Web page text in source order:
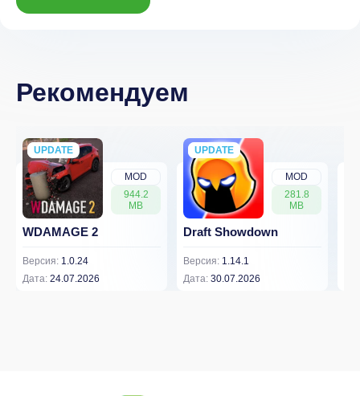
Рекомендуем
MOD
944.2
MB
UPDATE
NEW
WDAMAGE 2
Версия: 1.0.24
Дата: 24.07.2026
MOD
281.8
MB
UPDATE
NEW
Draft Showdown
Версия: 1.14.1
Дата: 30.07.2026